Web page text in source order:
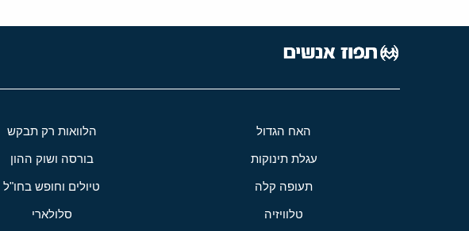
האח הגדול הלוואות רק תבקש
עגלת תינוקות בורסה ושוק ההון
תעופה קלה טיולים וחופש בחו"ל
טלוויזיה סלולארי